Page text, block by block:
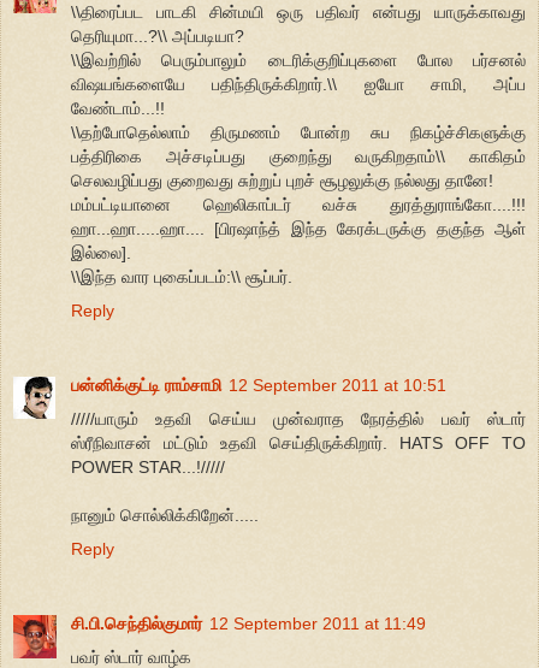
\\திரைப்பட பாடகி சின்மயி ஒரு பதிவர் என்பது யாருக்காவது
தெரியுமா...?\\ அப்படியா?
\\இவற்றில் பெரும்பாலும் டைரிக்குறிப்புகளை போல பர்சனல்
விஷயங்களையே பதிந்திருக்கிறார்.\\ ஐயோ சாமி, அப்ப
வேண்டாம்...!!
\\தற்போதெல்லாம் திருமணம் போன்ற சுப நிகழ்ச்சிகளுக்கு
பத்திரிகை அச்சடிப்பது குறைந்து வருகிறதாம்\\ காகிதம்
செலவழிப்பது குறைவது சுற்றுப் புறச் சூழலுக்கு நல்லது தானே!
மம்பட்டியானை ஹெலிகாப்டர் வச்சு துரத்துராங்கோ....!!!
ஹா...ஹா.....ஹா.... [பிரஷாந்த் இந்த கேரக்டருக்கு தகுந்த ஆள்
இல்லை].
\\இந்த வார புகைப்படம்:\\ சூப்பர்.
Reply
பன்னிக்குட்டி ராம்சாமி 12 September 2011 at 10:51
/////யாரும் உதவி செய்ய முன்வராத நேரத்தில் பவர் ஸ்டார்
ஸ்ரீநிவாசன் மட்டும் உதவி செய்திருக்கிறார். HATS OFF TO
POWER STAR...!/////
நானும் சொல்லிக்கிறேன்.....
Reply
சி.பி.செந்தில்குமார் 12 September 2011 at 11:49
பவர் ஸ்டார் வாழ்க